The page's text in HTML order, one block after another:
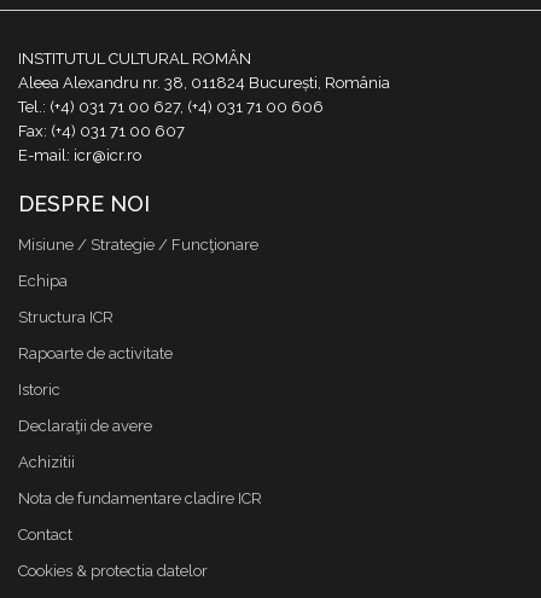
INSTITUTUL CULTURAL ROMÂN
Aleea Alexandru nr. 38, 011824 București, România
Tel.: (+4) 031 71 00 627, (+4) 031 71 00 606
Fax: (+4) 031 71 00 607
E-mail: icr@icr.ro
DESPRE NOI
Misiune / Strategie / Funcţionare
Echipa
Structura ICR
Rapoarte de activitate
Istoric
Declaraţii de avere
Achizitii
Nota de fundamentare cladire ICR
Contact
Cookies & protectia datelor